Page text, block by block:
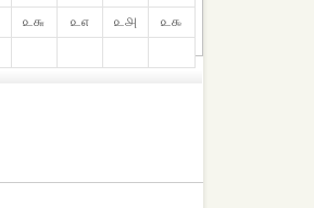
௨௬ ௨௭ ௨௮
௨௯